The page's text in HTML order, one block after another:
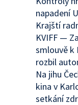
napadení
Krajští
KVIFF —
smlouvě k
rozbil
Na jihu
kina v
setkání